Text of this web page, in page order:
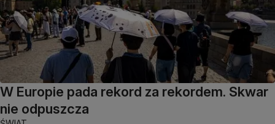
W Europie pada rekord za rekordem. Skwar
nie odpuszcza